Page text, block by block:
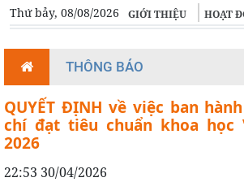
Thứ bảy, 08/08/2026 GIỚI THIỆU HOẠT
THÔNG BÁO
QUYẾT ĐỊNH về việc ban
chí đạt tiêu chuẩn khoa học
2026
22:53 30/04/2026